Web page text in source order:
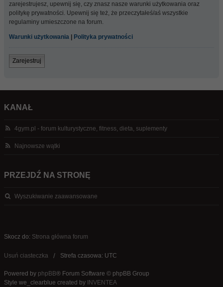
zarejestrujesz, upewnij się, czy znasz nasze warunki użytkowania oraz
politykę prywatności. Upewnij się też, że przeczytałeś/aś wszystkie
regulaminy umieszczone na forum.
Warunki użytkowania Polityka prywatności
Zarejestruj
KANAŁ
4gym.pl - forum kulturystyczne, fitness, dieta, suplementy
Najnowsze wątki
PRZEJDŹ NA STRONĘ
Wyszukiwanie zaawansowane
Skocz do: Strona główna forum
Usuń ciasteczka Strefa czasowa: UTC
Powered by phpBB® Forum Software © phpBB Group
Style we_clearblue created by INVENTEA